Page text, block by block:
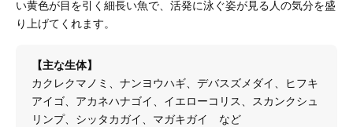
い黄色が目を引く細長い魚で、活発に泳ぐ姿が見る人の気分を盛
り上げてくれます。
【主な生体】
カクレクマノミ、ナンヨウハギ、デバスズメダイ、ヒフキ
アイゴ、アカネハナゴイ、イエローコリス、スカンクシュ
リンプ、シッタカガイ、マガキガイ など